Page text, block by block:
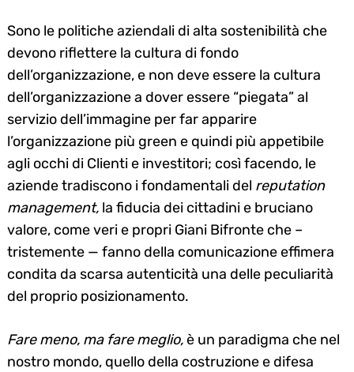
Sono le politiche aziendali di alta sostenibilità che
devono riflettere la cultura di fondo
dell’organizzazione, e non deve essere la cultura
dell’organizzazione a dover essere “piegata” al
servizio dell’immagine per far apparire
l’organizzazione più green e quindi più appetibile
agli occhi di Clienti e investitori; così facendo, le
aziende tradiscono i fondamentali del reputation
management, la fiducia dei cittadini e bruciano
valore, come veri e propri Giani Bifronte che –
tristemente — fanno della comunicazione effimera
condita da scarsa autenticità una delle peculiarità
del proprio posizionamento.
Fare meno, ma fare meglio,è un paradigma che nel
nostro mondo, quello della costruzione e difesa
Search
for: